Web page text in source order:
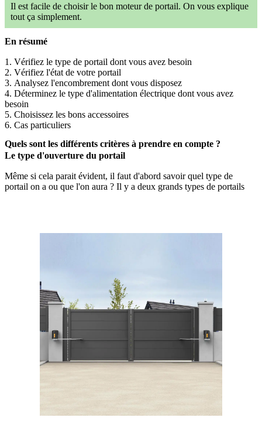
Il est facile de choisir le bon moteur de portail. On vous explique
tout ça simplement.
En résumé
Vérifiez le type de portail dont vous avez besoin
Vérifiez l'état de votre portail
Analysez l'encombrement dont vous disposez
Déterminez le type d'alimentation électrique dont vous avez
besoin
Choisissez les bons accessoires
Cas particuliers
Quels sont les différents critères à prendre en compte ?
Le type d'ouverture du portail
Même si cela parait évident, il faut d'abord savoir quel type de
portail on a ou que l'on aura ? Il y a deux grands types de portails